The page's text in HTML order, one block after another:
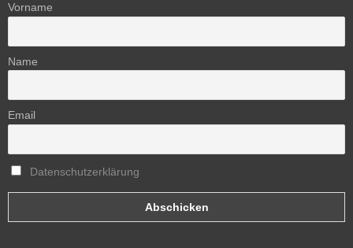
Vorname
Name
Email
Datenschutzerklärung